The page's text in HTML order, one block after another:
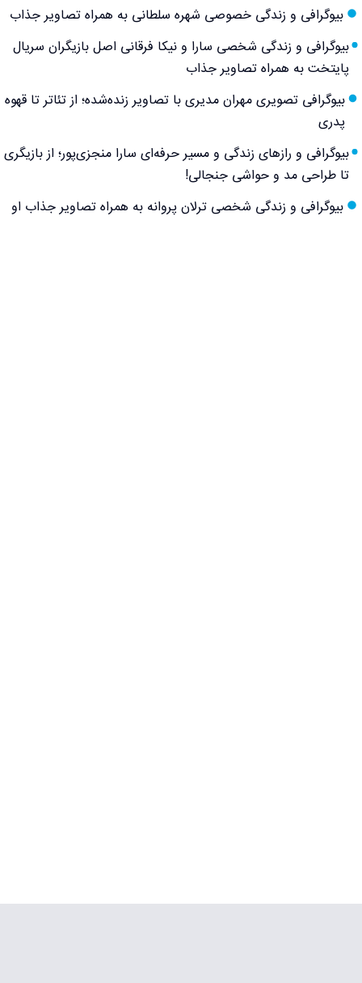
بیوگرافی و زندگی خصوصی شهره سلطانی به همراه تصاویر جذاب
بیوگرافی و زندگی شخصی سارا و نیکا فرقانی اصل بازیگران سریال
پایتخت به همراه تصاویر جذاب
بیوگرافی تصویری مهران مدیری با تصاویر زنده‌شده؛ از تئاتر تا قهوه
پدری
بیوگرافی و رازهای زندگی و مسیر حرفه‌ای سارا منجزی‌پور؛ از بازیگری
تا طراحی مد و حواشی جنجالی!
بیوگرافی و زندگی شخصی ترلان پروانه به همراه تصاویر جذاب او